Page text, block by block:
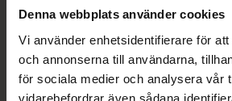
Denna webbplats använder cookies
Vi använder enhetsidentifierare för
och annonserna till användarna,
för sociala medier och analysera vår
vidarebefordrar även sådana